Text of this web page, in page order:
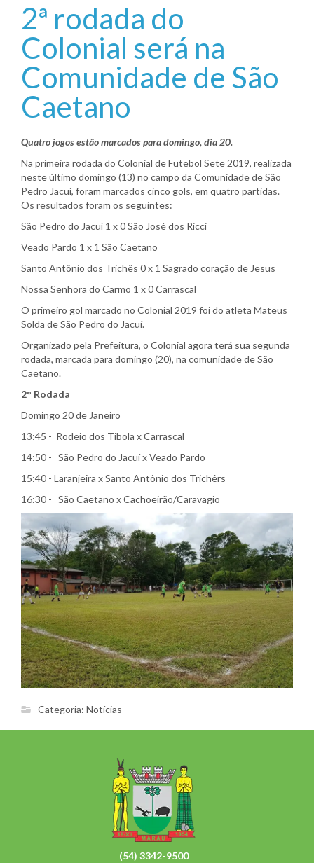
2ª rodada do
Colonial será na
Comunidade de São
Caetano
Quatro jogos estão marcados para domingo, dia 20.
Na primeira rodada do Colonial de Futebol Sete 2019, realizada
neste último domingo (13) no campo da Comunidade de São
Pedro Jacuí, foram marcados cinco gols, em quatro partidas.
Os resultados foram os seguintes:
São Pedro do Jacuí 1 x 0 São José dos Ricci
Veado Pardo 1 x 1 São Caetano
Santo Antônio dos Trichês 0 x 1 Sagrado coração de Jesus
Nossa Senhora do Carmo 1 x 0 Carrascal
O primeiro gol marcado no Colonial 2019 foi do atleta Mateus
Solda de São Pedro do Jacuí.
Organizado pela Prefeitura, o Colonial agora terá sua segunda
rodada, marcada para domingo (20), na comunidade de São
Caetano.
2° Rodada
Domingo 20 de Janeiro
13:45 - Rodeio dos Tibola x Carrascal
14:50 - São Pedro do Jacuí x Veado Pardo
15:40 - Laranjeira x Santo Antônio dos Trichêrs
16:30 - São Caetano x Cachoeirão/Caravagio
Categoria: Notícias
(54) 3342-9500